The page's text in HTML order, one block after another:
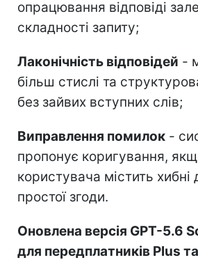
опрацювання відповіді
складності запиту;
Лаконічність відповідей -
більш стислі та
без зайвих вступних слів;
Виправлення помилок -
пропонує коригування,
користувача містить хибні
простої згоди.
Оновлена версія GPT-5.6
для передплатників Plus